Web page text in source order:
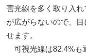
害光線を多く取り入
が広がらないので、
せます。
可視光線は82.4%も